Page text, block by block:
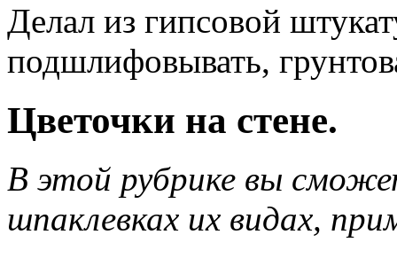
Делал из гипсовой
подшлифовывать,
Цветочки на стене.
В этой рубрике вы
шпаклевках их видах,